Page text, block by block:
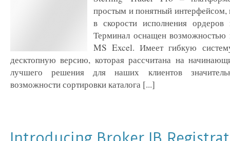
простым и понятный интерфейсом,
в скорости исполнения
Терминал оснащен возможностью
MS Excel. Имеет гибкую
десктопную версию, которая рассчитана на
лучшего решения для наших клиентов
возможности сортировки каталога [...]